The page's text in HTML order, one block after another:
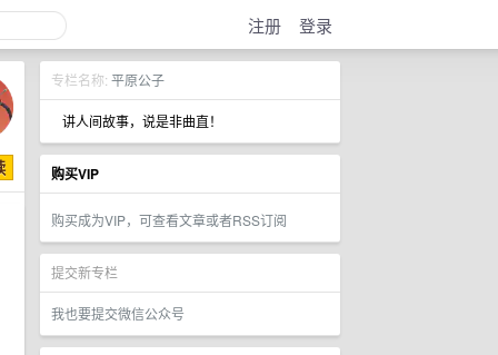
注册 登录
专栏名称: 平原公子
讲人间故事，说是非曲直！
购买VIP
购买成为VIP，可查看文章或者RSS订阅
提交新专栏
我也要提交微信公众号